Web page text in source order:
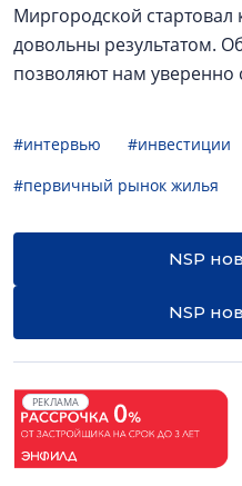
Миргородской
довольны результатом.
позволяют нам уверенно
#интервью
#инвестиции
#первичный рынок жилья
NSP
NSP
РЕКЛАМА